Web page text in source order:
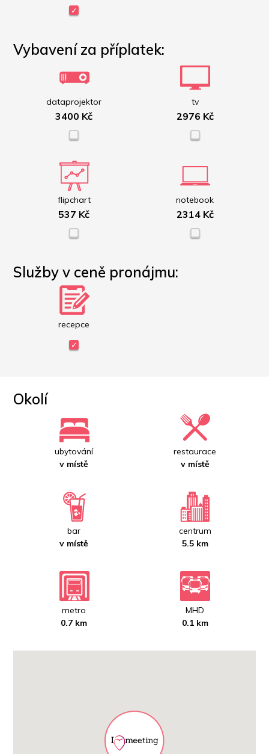
Vybavení za příplatek:
dataprojektor
3400 Kč
tv
2976 Kč
flipchart
537 Kč
notebook
2314 Kč
Služby v ceně pronájmu:
recepce
Okolí
ubytování
v místě
restaurace
v místě
bar
v místě
centrum
5.5 km
metro
0.7 km
MHD
0.1 km